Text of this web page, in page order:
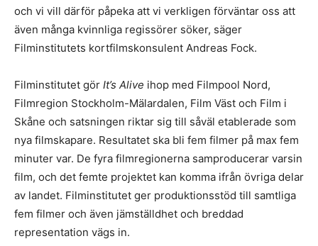
och vi vill därför påpeka att vi verkligen förväntar oss att
även många kvinnliga regissörer söker, säger
Filminstitutets kortfilmskonsulent Andreas Fock.
Filminstitutet gör It’s Alive ihop med Filmpool Nord,
Filmregion Stockholm-Mälardalen, Film Väst och Film i
Skåne och satsningen riktar sig till såväl etablerade som
nya filmskapare. Resultatet ska bli fem filmer på max fem
minuter var. De fyra filmregionerna samproducerar varsin
film, och det femte projektet kan komma ifrån övriga delar
av landet. Filminstitutet ger produktionsstöd till samtliga
fem filmer och även jämställdhet och breddad
representation vägs in.